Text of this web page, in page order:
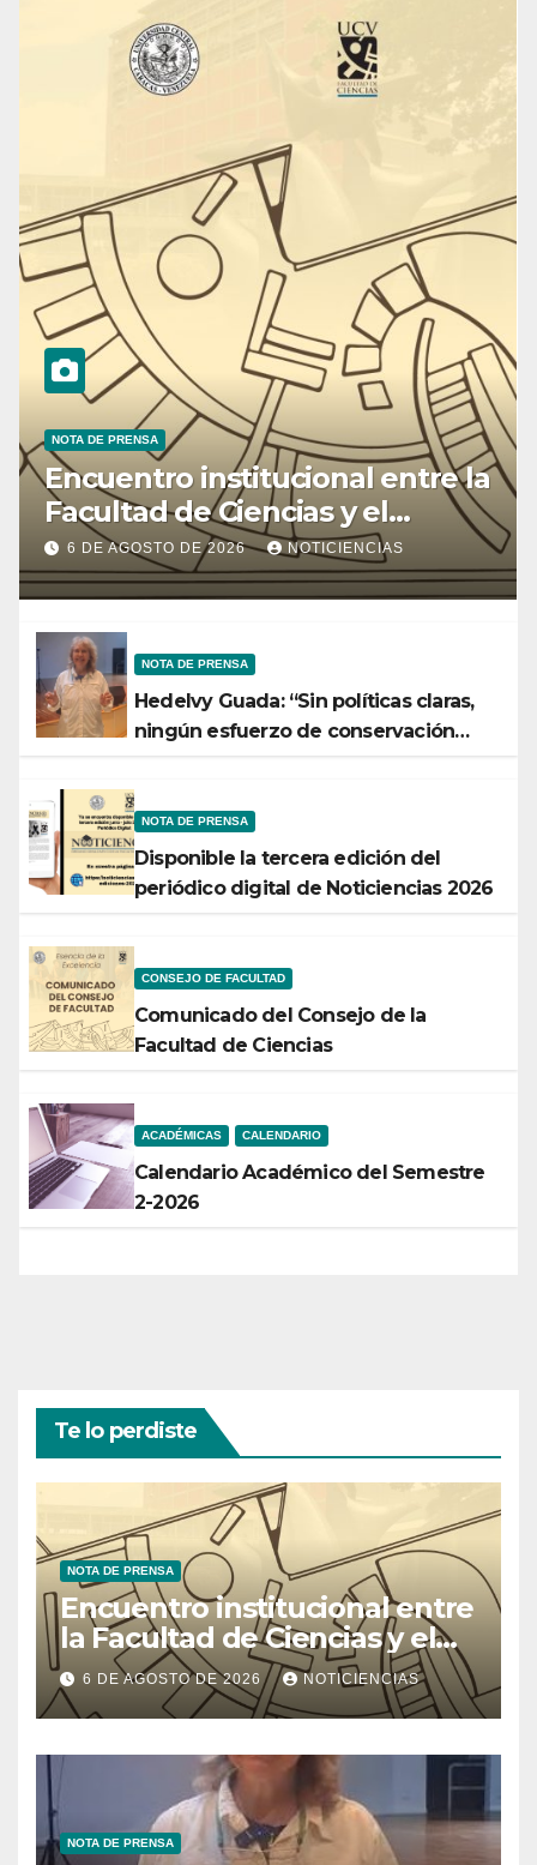
NOTA DE PRENSA
Encuentro institucional entre la
Facultad de Ciencias y el
Ministerio de Ciencia y
Tecnología
6 DE AGOSTO DE 2026 NOTICIENCIAS
NOTA DE PRENSA
Hedelvy Guada: “Sin políticas claras,
ningún esfuerzo de conservación
NOTA DE PRENSA
Disponible la tercera edición del
periódico digital de Noticiencias 2026
CONSEJO DE FACULTAD
Comunicado del Consejo de la
Facultad de Ciencias
ACADÉMICAS CALENDARIO
Calendario Académico del Semestre
2-2026
Te lo perdiste
NOTA DE PRENSA
Encuentro institucional entre
la Facultad de Ciencias y el
Ministerio de Ciencia y
Tecnología
6 DE AGOSTO DE 2026 NOTICIENCIAS
NOTA DE PRENSA